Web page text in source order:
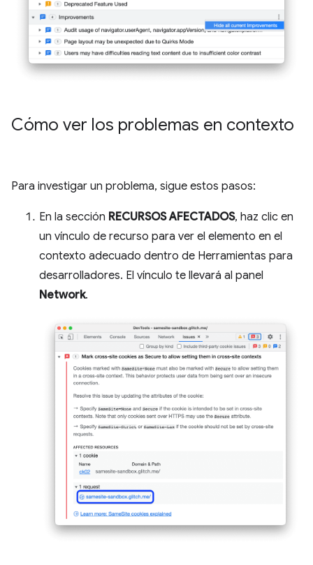
Cómo ver los problemas en contexto
Para investigar un problema, sigue estos pasos:
En la sección RECURSOS AFECTADOS, haz clic en
un vínculo de recurso para ver el elemento en el
contexto adecuado dentro de Herramientas para
desarrolladores. El vínculo te llevará al panel
Network.